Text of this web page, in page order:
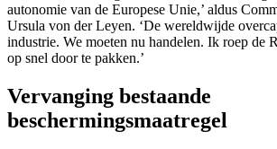
autonomie van de Europese Unie,’ aldus
Ursula von der Leyen. ‘De wereldwijde
industrie. We moeten nu handelen. Ik roep de
op snel door te pakken.’
Vervanging bestaande
beschermingsmaatregel